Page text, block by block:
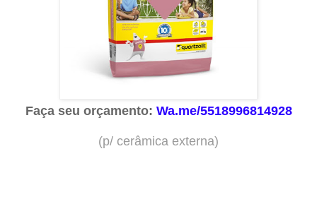
Faça seu orçamento: Wa.me/5518996814928
(p/ cerâmica externa)